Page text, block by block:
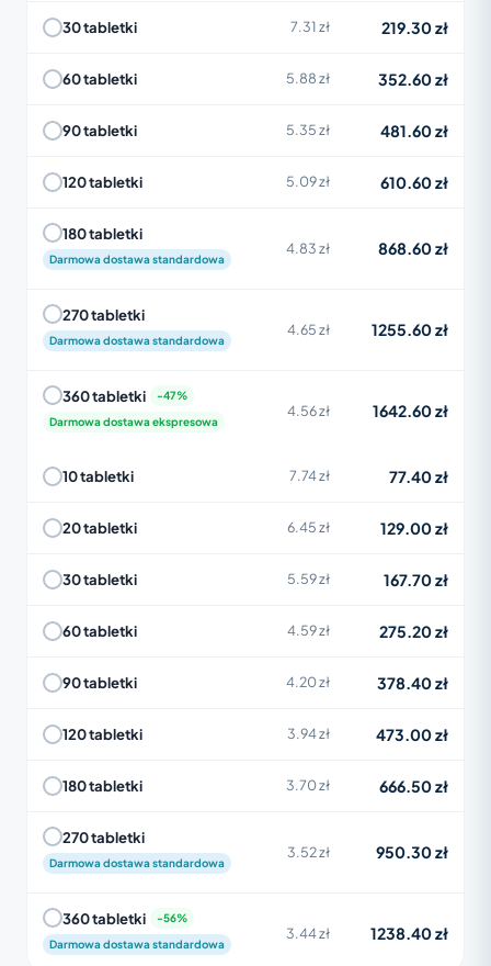
30 tabletki 7.31 zł 219.30 zł
60 tabletki 5.88 zł 352.60 zł
90 tabletki 5.35 zł 481.60 zł
120 tabletki 5.09 zł 610.60 zł
180 tabletki
Darmowa dostawa standardowa
4.83 zł 868.60 zł
270 tabletki
Darmowa dostawa standardowa
4.65 zł 1255.60 zł
360 tabletki
Darmowa dostawa ekspresowa
4.56 zł 1642.60 zł
10 tabletki 7.74 zł 77.40 zł
20 tabletki 6.45 zł 129.00 zł
30 tabletki 5.59 zł 167.70 zł
60 tabletki 4.59 zł 275.20 zł
90 tabletki 4.20 zł 378.40 zł
120 tabletki 3.94 zł 473.00 zł
180 tabletki 3.70 zł 666.50 zł
270 tabletki
Darmowa dostawa standardowa
3.52 zł 950.30 zł
360 tabletki
Darmowa dostawa standardowa
3.44 zł 1238.40 zł